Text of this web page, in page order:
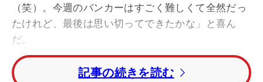
（笑）。今週のバンカーはすごく難しくて全然だっ
たけれど、最後は思い切ってできたかな」と喜ん
だ。
ただ、そんな劇的なチップイン締めは実らなかっ
記事の続きを読む